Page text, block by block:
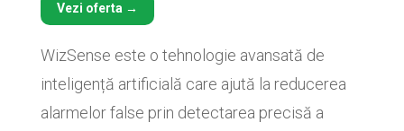
Vezi oferta →
WizSense este o tehnologie avansată de
inteligență artificială care ajută la reducerea
alarmelor false prin detectarea precisă a